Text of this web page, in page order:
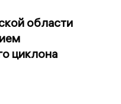
области
циклона